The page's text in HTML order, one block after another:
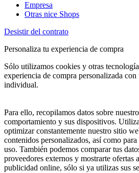
Empresa
Otras nice Shops
Desistir del contrato
Personaliza tu experiencia de compra
Sólo utilizamos cookies y otras
experiencia de compra personalizada
individual.
Para ello, recopilamos datos sobre
comportamiento y sus dispositivos.
optimizar constantemente nuestro sitio
contenidos personalizados, así como
uso. También podemos comparar tus
proveedores externos y mostrarte ofertas
publicidad online, sólo si ya utilizas sus